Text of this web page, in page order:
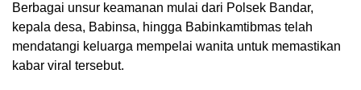
Berbagai unsur keamanan mulai dari Polsek Bandar,
kepala desa, Babinsa, hingga Babinkamtibmas telah
mendatangi keluarga mempelai wanita untuk memastikan
kabar viral tersebut.